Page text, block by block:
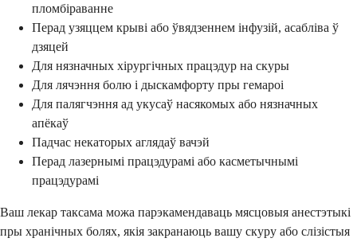
пломбіраванне
Перад узяццем крыві або ўвядзеннем інфузій, асабліва ў
дзяцей
Для нязначных хірургічных працэдур на скуры
Для лячэння болю і дыскамфорту пры гемароі
Для палягчэння ад укусаў насякомых або нязначных
апёкаў
Падчас некаторых аглядаў вачэй
Перад лазернымі працэдурамі або касметычнымі
працэдурамі
Ваш лекар таксама можа парэкамендаваць мясцовыя анестэтыкі
пры хранічных болях, якія закранаюць вашу скуру або слізістыя